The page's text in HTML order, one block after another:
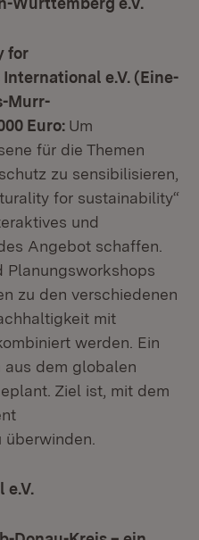
for
e.V. (Eine-
Murr-
Euro: Um
für die Themen
zu sensibilisieren,
for sustainability“
und
Angebot schaffen.
Planungsworkshops
zu den verschiedenen
mit
werden. Ein
dem globalen
Ziel ist, mit dem
e.V.